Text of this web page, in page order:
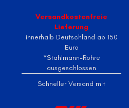
Versandkostenfreie
Lieferung
innerhalb Deutschland ab 150
Euro
*Stahlmann-Rohre
ausgeschlossen
Schneller Versand mit